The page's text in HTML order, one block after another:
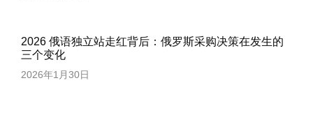
2026 俄语独立站走红背后：俄罗斯采购决策在发生的
三个变化
2026年1月30日